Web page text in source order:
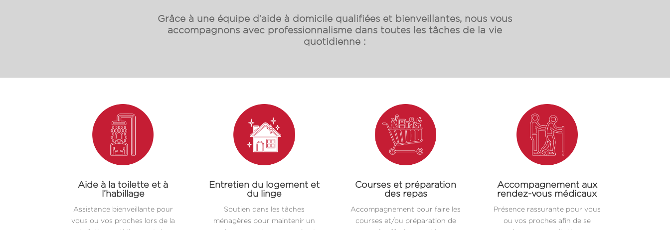
Grâce à une équipe d’aide à domicile qualifiées et bienveillantes, nous vous
accompagnons avec professionnalisme dans toutes les tâches de la vie
quotidienne :
Aide à la toilette et à
l’habillage
Assistance bienveillante pour
vous ou vos proches lors de la
Entretien du logement et
du linge
Soutien dans les tâches
ménagères pour maintenir un
Courses et préparation
des repas
Accompagnement pour faire les
courses et/ou préparation de
Accompagnement aux
rendez-vous médicaux
Présence rassurante pour vous
ou vos proches afin de se